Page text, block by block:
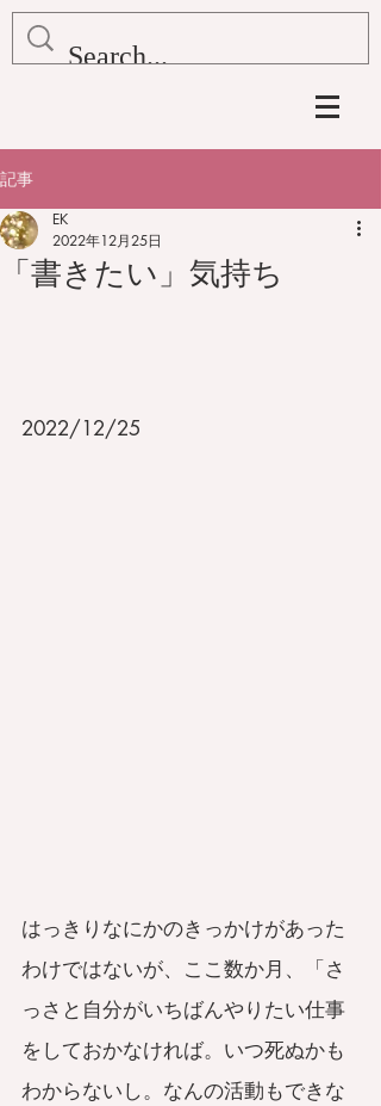
記事
「書きたい」気持ち
EK
2022年12月25日
2022/12/25
はっきりなにかのきっかけがあった
わけではないが、ここ数か月、「さ
っさと自分がいちばんやりたい仕事
をしておかなければ。いつ死ぬかも
わからないし。なんの活動もできな